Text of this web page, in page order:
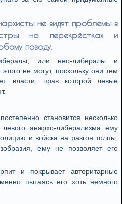
не видят проблемы в
на перекрёстках и
поводу.
или нео-либералы и
не могут, поскольку они тем
власти, прав которой левые
становится несколько
анархо-либерализма ему
и войска на разгон толпы,
ему не позволяет его
и покрывает авторитарные
пытаясь его хоть немного